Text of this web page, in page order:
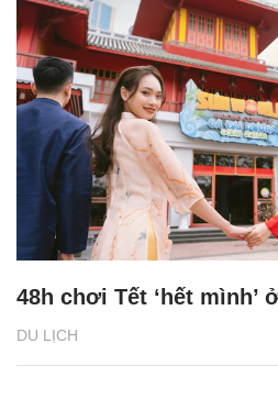
DU LỊCH
48h chơi Tết ‘hết mình’